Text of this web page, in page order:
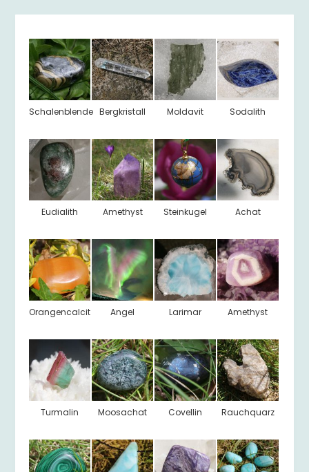
Schalenblende Bergkristall Moldavit Sodalith
Eudialith Amethyst Steinkugel Achat
Orangencalcit Angel Larimar Amethyst
Turmalin Moosachat Covellin Rauchquarz